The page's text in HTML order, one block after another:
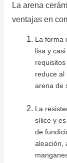
La arena
ventajas en
La forma
lisa y
reduce al
arena de
La
sílice y
de
aleación,